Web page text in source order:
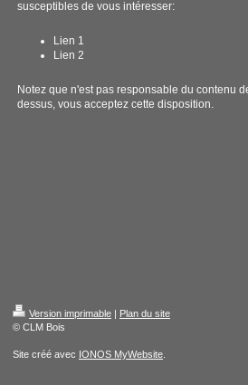
susceptibles de vous intéresser:
Lien 1
Lien 2
Notez que n'est pas responsable du contenu
dessus, vous acceptez cette disposition.
Version imprimable | Plan du site
© CLM Bois
Site créé avec IONOS MyWebsite